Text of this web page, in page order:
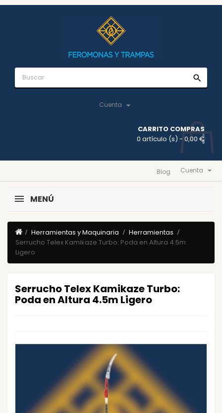
search
Cuenta 
CARRITO COMPRAS
0 artículo (s) - 0,00 €
Cuenta 
Blog
MENÚ
Herramientas y Maquinaria
Herramientas
Serrucho Telex Kamikaze Turbo: Poda en Altura 4.5m
Ligero
Serrucho Telex Kamikaze Turbo:
Poda en Altura 4.5m Ligero